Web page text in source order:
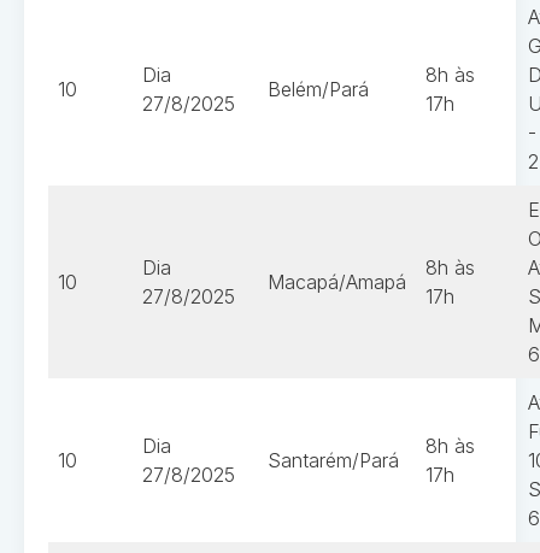
10
Dia
27/8/2025
Belém/Pará
8h às
17h
-
10
Dia
27/8/2025
Macapá/Amapá
8h às
17h
10
Dia
27/8/2025
Santarém/Pará
8h às
17h